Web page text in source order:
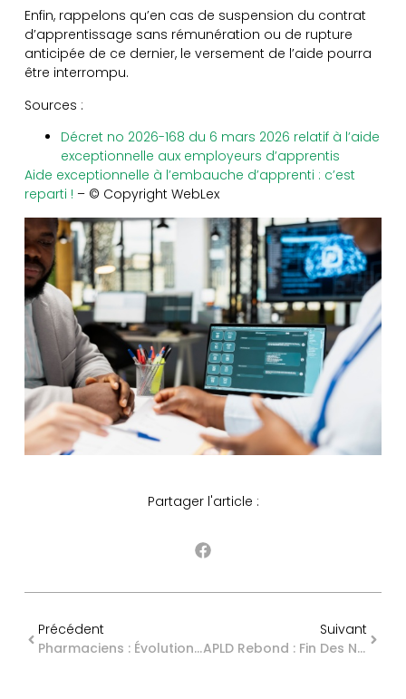
Enfin, rappelons qu’en cas de suspension du contrat
d’apprentissage sans rémunération ou de rupture
anticipée de ce dernier, le versement de l’aide pourra
être interrompu.
Sources :
Décret no 2026-168 du 6 mars 2026 relatif à l’aide
exceptionnelle aux employeurs d’apprentis
Aide exceptionnelle à l’embauche d’apprenti : c’est
reparti ! – © Copyright WebLex
Partager l'article :
Précédent
Pharmaciens : Évolution De La Déontologie
Suivant
APLD Rebond : Fin Des Nouvelles Entrées